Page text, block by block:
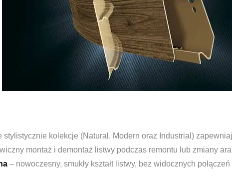
stylistycznie kolekcje (Natural, Modern oraz Industrial)
montaż i demontaż listwy podczas remontu lub zmiany
– nowoczesny, smukły kształt listwy, bez widocznych